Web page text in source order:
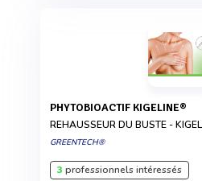
PHYTOBIOACTIF KIGELINE®
REHAUSSEUR DU BUSTE -
GREENTECH®
3 professionnels intéressés